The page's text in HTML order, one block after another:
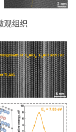
观组织